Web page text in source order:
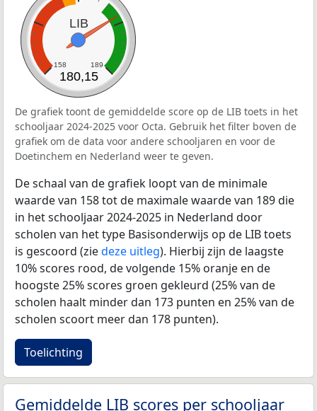
LIB
158 189
180,15
De grafiek toont de gemiddelde score op de LIB toets in het
schooljaar 2024-2025 voor Octa. Gebruik het filter boven de
grafiek om de data voor andere schooljaren en voor de
Doetinchem en Nederland weer te geven.
De schaal van de grafiek loopt van de minimale
waarde van 158 tot de maximale waarde van 189 die
in het schooljaar 2024-2025 in Nederland door
scholen van het type Basisonderwijs op de LIB toets
is gescoord (ziedeze uitleg). Hierbij zijn de laagste
10% scores rood, de volgende 15% oranje en de
hoogste 25% scores groen gekleurd (25% van de
scholen haalt minder dan 173 punten en 25% van de
scholen scoort meer dan 178 punten).
Toelichting
Gemiddelde LIB scores per schooljaar